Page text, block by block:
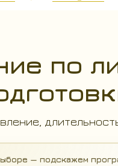
по
— подскажем